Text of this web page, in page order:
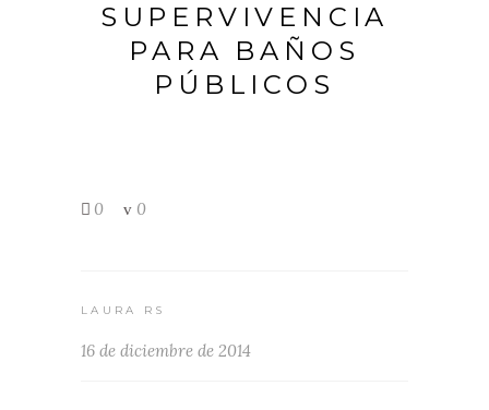
SUPERVIVENCIA
PARA BAÑOS
PÚBLICOS
0 0
LAURA RS
16 de diciembre de 2014